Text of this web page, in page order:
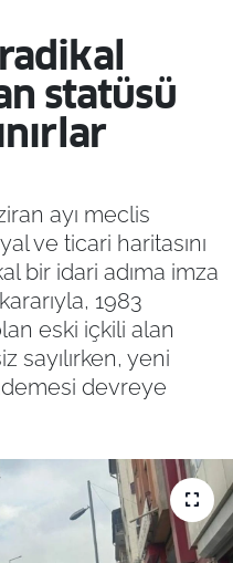
statüsü
ayı meclis
ve ticari haritasını
bir idari adıma imza
1983
eski içkili alan
sayılırken, yeni
devreye